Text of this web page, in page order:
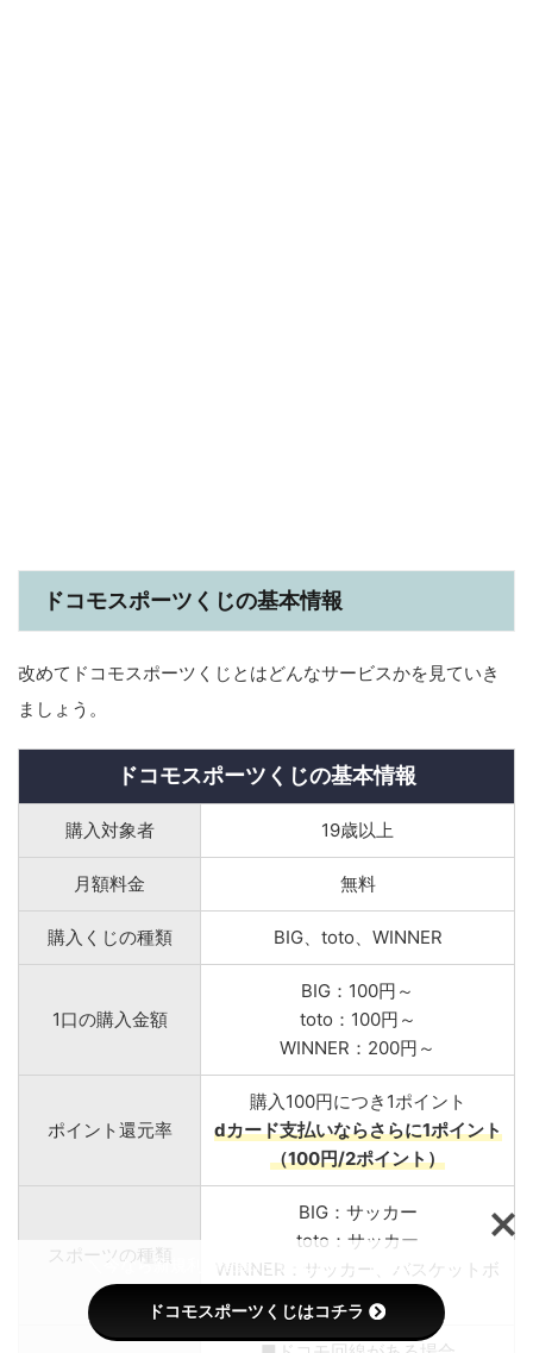
ドコモスポーツくじの基本情報
改めてドコモスポーツくじとはどんなサービスかを見ていき
ましょう。
ドコモスポーツくじの基本情報
購入対象者 19歳以上
月額料金 無料
購入くじの種類 BIG、toto、WINNER
1口の購入金額
BIG：100円～
toto：100円～
WINNER：200円～
ポイント還元率
購入100円につき1ポイント
dカード支払いならさらに1ポイント
（100円/2ポイント）
スポーツの種類
BIG：サッカー
toto：サッカー
WINNER：サッカー、バスケットボ
ール
＼今なら新規利用登録だけでdポイントGET！／
ドコモスポーツくじはコチラ